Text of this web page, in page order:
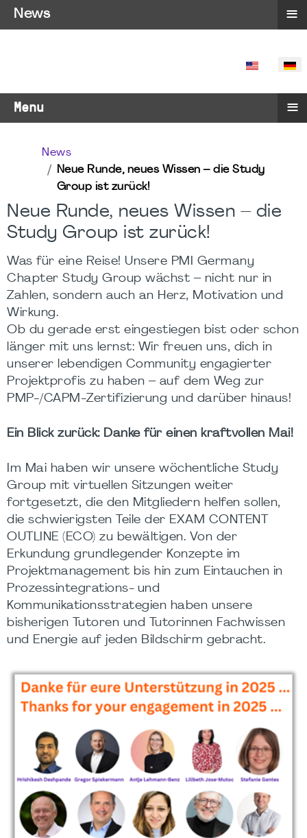
SPRACHE
Menu ≡
News
Neue Runde, neues Wissen – die Study
Group ist zurück!
Neue Runde, neues Wissen – die
Study Group ist zurück!
Was für eine Reise! Unsere PMI Germany
Chapter Study Group wächst – nicht nur in
Zahlen, sondern auch an Herz, Motivation und
Wirkung.
Ob du gerade erst eingestiegen bist oder schon
länger mit uns lernst: Wir freuen uns, dich in
unserer lebendigen Community engagierter
Projektprofis zu haben – auf dem Weg zur
PMP-/CAPM-Zertifizierung und darüber hinaus!
Ein Blick zurück: Danke für einen kraftvollen Mai!
Im Mai haben wir unsere wöchentliche Study
Group mit virtuellen Sitzungen weiter
fortgesetzt, die den Mitgliedern helfen sollen,
die schwierigsten Teile der EXAM CONTENT
OUTLINE (ECO) zu bewältigen. Von der
Erkundung grundlegender Konzepte im
Projektmanagement bis hin zum Eintauchen in
Prozessintegrations- und
Kommunikationsstrategien haben unsere
bisherigen Tutoren und Tutorinnen Fachwissen
und Energie auf jeden Bildschirm gebracht.
News ≡